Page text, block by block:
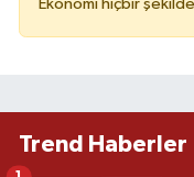
Ekonomi hiçbir
Trend Haberler